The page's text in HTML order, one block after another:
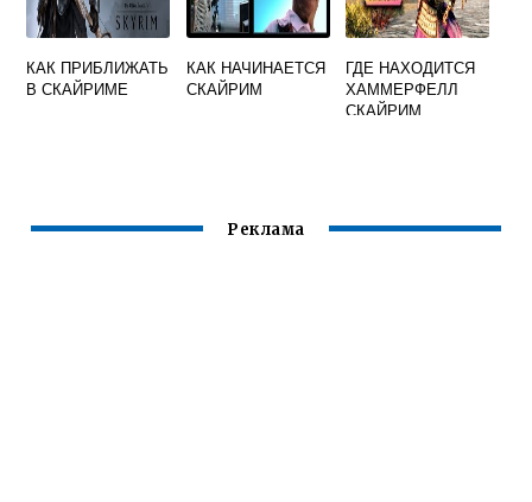
КАК ПРИБЛИЖАТЬ
В СКАЙРИМЕ
КАК НАЧИНАЕТСЯ
СКАЙРИМ
ГДЕ НАХОДИТСЯ
ХАММЕРФЕЛЛ
СКАЙРИМ
Реклама